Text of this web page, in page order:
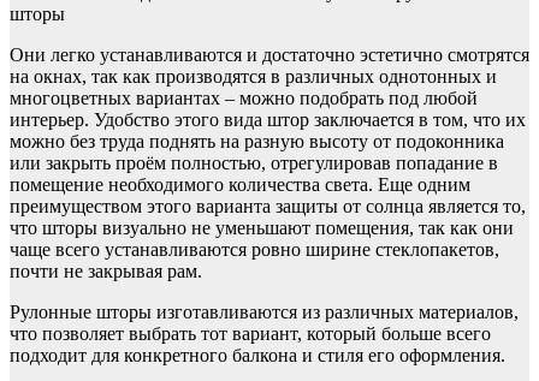
шторы
Они легко устанавливаются и достаточно эстетично смотрятся
на окнах, так как производятся в различных однотонных и
многоцветных вариантах – можно подобрать под любой
интерьер. Удобство этого вида штор заключается в том, что их
можно без труда поднять на разную высоту от подоконника
или закрыть проём полностью, отрегулировав попадание в
помещение необходимого количества света. Еще одним
преимуществом этого варианта защиты от солнца является то,
что шторы визуально не уменьшают помещения, так как они
чаще всего устанавливаются ровно ширине стеклопакетов,
почти не закрывая рам.
Рулонные шторы изготавливаются из различных материалов,
что позволяет выбрать тот вариант, который больше всего
подходит для конкретного балкона и стиля его оформления.